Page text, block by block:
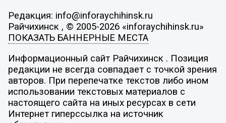
Редакция: info@inforaychihinsk.ru
Райчихинск , © 2005-2026 «inforaychihinsk.ru»
ПОКАЗАТЬ БАННЕРНЫЕ МЕСТА
Информационный сайт Райчихинск . Позиция
редакции не всегда совпадает с точкой зрения
авторов. При перепечатке текстов либо ином
использовании текстовых материалов с
настоящего сайта на иных ресурсах в сети
Интернет гиперссылка на источник